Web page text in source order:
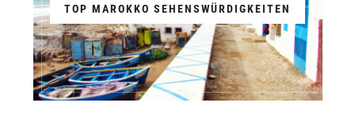
TOP MAROKKO SEHENSWÜRDIGKEITEN